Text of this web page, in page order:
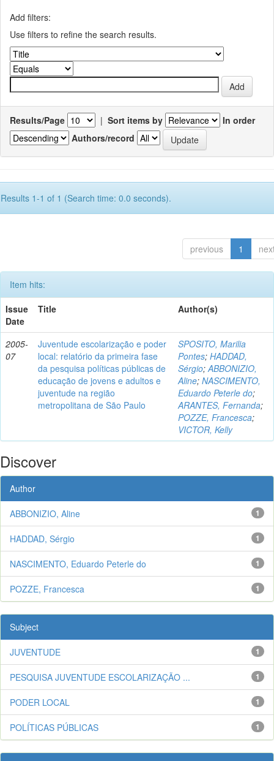
Add filters:
Use filters to refine the search results.
Results/Page | Sort items by
In order
Authors/record
Results 1-1 of 1 (Search time: 0.0 seconds).
previous 1
Item hits:
Issue
Date
Title Author(s)
2005-
07
Juventude escolarização e poder
local: relatório da primeira fase
da pesquisa políticas públicas de
educação de jovens e adultos e
juventude na região
metropolitana de São Paulo
SPOSITO, Marilia
Pontes; HADDAD,
Sérgio; ABBONIZIO,
Aline; NASCIMENTO,
Eduardo Peterle do;
ARANTES, Fernanda;
POZZE, Francesca;
VICTOR, Kelly
Discover
Author
1
ABBONIZIO, Aline
1
HADDAD, Sérgio
1
NASCIMENTO, Eduardo Peterle do
1
POZZE, Francesca
Subject
1
JUVENTUDE
1
PESQUISA JUVENTUDE ESCOLARIZAÇÃO ...
1
PODER LOCAL
1
POLÍTICAS PÚBLICAS